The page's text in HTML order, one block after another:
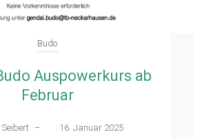
Budo
Auspowerkurs ab
Februar
Seibert – 16. Januar 2025